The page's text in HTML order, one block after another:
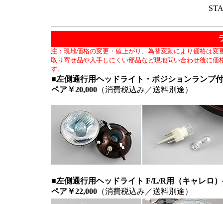
注：現地価格の変更・値上がり、為替変動により価格は変
取り寄せ品や入手しにくい部品など現地問い合わせ後に
す。
■左側通行用ヘッドライト・ポジションラン
ペア￥20,000（消費税込み／送料別途）
■左側通行用ヘッドライト F/L/R用（キャレロ
ペア￥22,000（消費税込み／送料別途）